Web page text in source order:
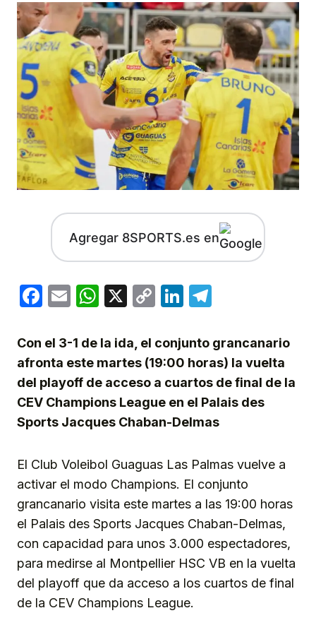
Agregar 8SPORTS.es en
Facebook
EmailWhatsApp
X
CopyLinkedIn
Con el 3-1 de la ida, el conjunto grancanario
afronta este martes (19:00 horas) la vuelta
del playoff de acceso a cuartos de final de la
CEV Champions League en el Palais des
Sports Jacques Chaban-Delmas
El Club Voleibol Guaguas Las Palmas vuelve a
activar el modo Champions. El conjunto
grancanario visita este martes a las 19:00 horas
el Palais des Sports Jacques Chaban-Delmas,
con capacidad para unos 3.000 espectadores,
para medirse al Montpellier HSC VB en la vuelta
del playoff que da acceso a los cuartos de final
de la CEV Champions League.